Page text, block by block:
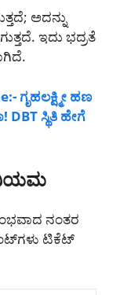
ಅದನ್ನು
ಇದು ಭದ್ರತೆ
ಗೃಹಲಕ್ಷ್ಮೀ ಹಣ
ಸ್ಥಿತಿ ಹೇಗೆ
ನಂತರ
ಟಿಕೆಟ್